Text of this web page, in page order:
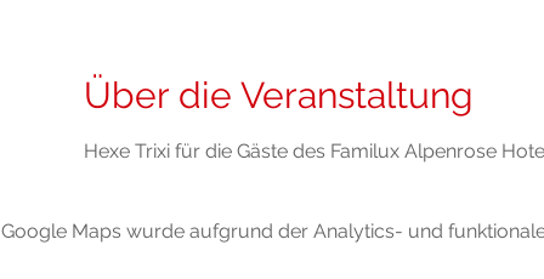
Über die Veranstaltung
Hexe Trixi für die Gäste des Familux Alpenrose
Google Maps wurde aufgrund der Analytics- und